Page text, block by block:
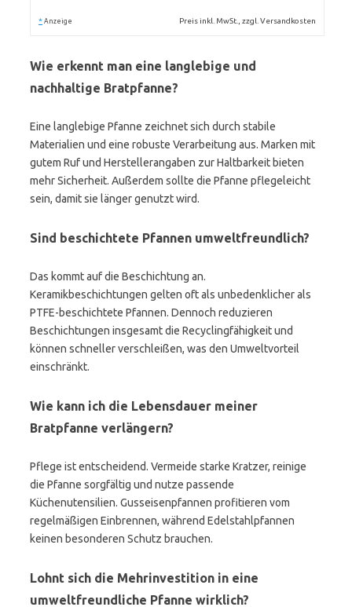
* Anzeige Preis inkl. MwSt., zzgl. Versandkosten
Wie erkennt man eine langlebige und
nachhaltige Bratpfanne?
Eine langlebige Pfanne zeichnet sich durch stabile
Materialien und eine robuste Verarbeitung aus. Marken mit
gutem Ruf und Herstellerangaben zur Haltbarkeit bieten
mehr Sicherheit. Außerdem sollte die Pfanne pflegeleicht
sein, damit sie länger genutzt wird.
Sind beschichtete Pfannen umweltfreundlich?
Das kommt auf die Beschichtung an.
Keramikbeschichtungen gelten oft als unbedenklicher als
PTFE-beschichtete Pfannen. Dennoch reduzieren
Beschichtungen insgesamt die Recyclingfähigkeit und
können schneller verschleißen, was den Umweltvorteil
einschränkt.
Wie kann ich die Lebensdauer meiner
Bratpfanne verlängern?
Pflege ist entscheidend. Vermeide starke Kratzer, reinige
die Pfanne sorgfältig und nutze passende
Küchenutensilien. Gusseisenpfannen profitieren vom
regelmäßigen Einbrennen, während Edelstahlpfannen
keinen besonderen Schutz brauchen.
Lohnt sich die Mehrinvestition in eine
umweltfreundliche Pfanne wirklich?